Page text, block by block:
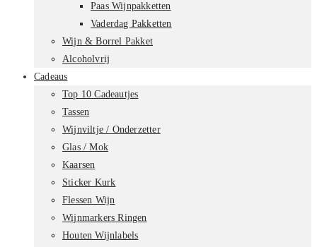
Paas Wijnpakketten
Vaderdag Pakketten
Wijn & Borrel Pakket
Alcoholvrij
Cadeaus
Top 10 Cadeautjes
Tassen
Wijnviltje / Onderzetter
Glas / Mok
Kaarsen
Sticker Kurk
Flessen Wijn
Wijnmarkers Ringen
Houten Wijnlabels